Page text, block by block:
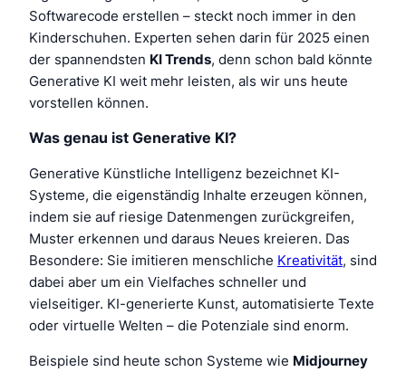
Softwarecode erstellen – steckt noch immer in den
Kinderschuhen. Experten sehen darin für 2025 einen
der spannendsten KI Trends, denn schon bald könnte
Generative KI weit mehr leisten, als wir uns heute
vorstellen können.
Was genau ist Generative KI?
Generative Künstliche Intelligenz bezeichnet KI-
Systeme, die eigenständig Inhalte erzeugen können,
indem sie auf riesige Datenmengen zurückgreifen,
Muster erkennen und daraus Neues kreieren. Das
Besondere: Sie imitieren menschliche Kreativität, sind
dabei aber um ein Vielfaches schneller und
vielseitiger. KI-generierte Kunst, automatisierte Texte
oder virtuelle Welten – die Potenziale sind enorm.
Beispiele sind heute schon Systeme wie Midjourney